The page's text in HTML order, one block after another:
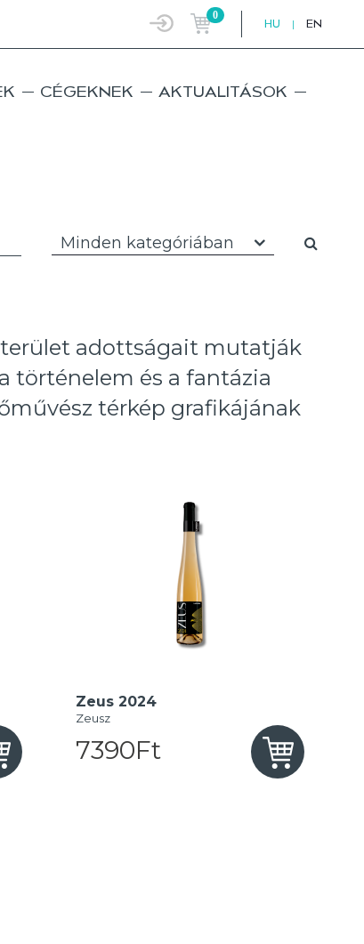
0
HU | EN
CÉGEKNEK AKTUALITÁSOK
Minden kategóriában
terület adottságait mutatják
történelem és a fantázia
térkép grafikájának
Zeus 2024
Zeusz
7390Ft